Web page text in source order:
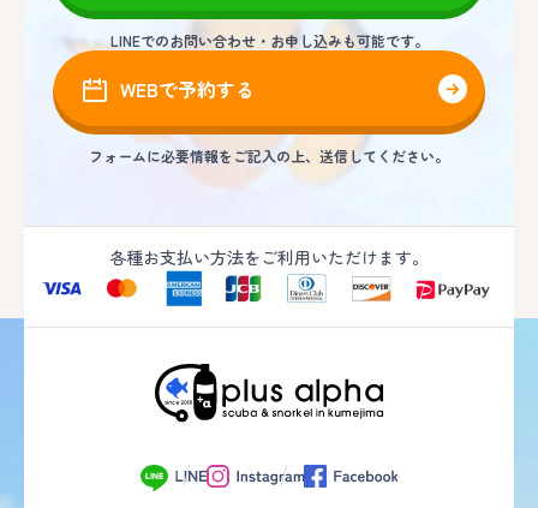
LINEでのお問い合わせ・お申し込みも可能です。
WEBで予約する
フォームに必要情報をご記入の上、送信してください。
各種お支払い方法をご利用いただけます。